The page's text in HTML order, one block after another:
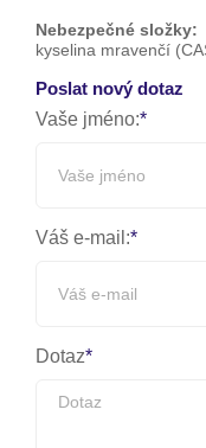
Nebezpečné složky:
kyselina mravenčí
Poslat nový dotaz
Vaše jméno:
Váš e-mail:
Dotaz